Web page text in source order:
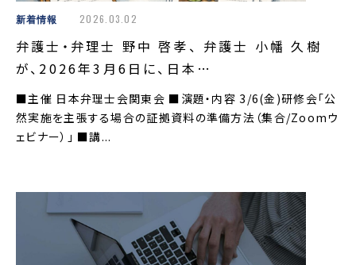
新着情報 2026.03.02
弁護士・弁理士 野中 啓孝、 弁護士 小幡 久樹
が、2026年3月6日に、日本…
■主催 日本弁理士会関東会 ■演題・内容 3/6(金)研修会「公
然実施を主張する場合の証拠資料の準備方法（集合/Zoomウ
ェビナー）」 ■講...